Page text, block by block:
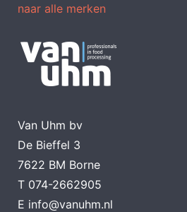
naar alle merken
Van Uhm bv
De Bieffel 3
7622 BM Borne
T 074-2662905
E info@vanuhm.nl